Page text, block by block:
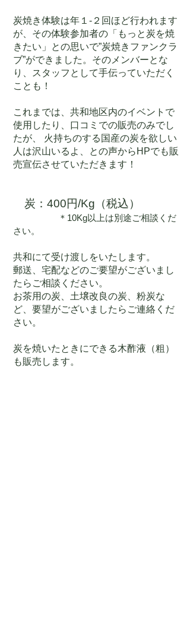
炭焼き体験は年１-２回ほど行われます
が、その体験参加者の「もっと炭を焼
きたい」との思いで”炭焼きファンクラ
ブ”ができました。そのメンバーとな
り、スタッフとして手伝っていただく
ことも！
これまでは、共和地区内のイベントで
使用したり、口コミでの販売のみでし
たが、 火持ちのする国産の炭を欲しい
人は沢山いるよ、との声からHPでも販
売宣伝させていただきます！
炭：400円/Kg（税込）
＊10Kg以上は別途ご相談くだ
さい。
共和にて受け渡しをいたします。
郵送、宅配などのご要望がございまし
たらご相談ください。
お茶用の炭、土壌改良の炭、粉炭な
ど、要望がございましたらご連絡くだ
さい。
炭を焼いたときにできる木酢液（粗）
も販売します。